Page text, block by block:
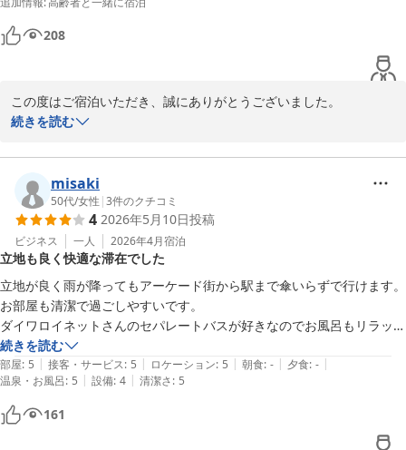
ぜひまた姫路へお越しの際は、当ホテルをご利用くださいませ。
スタッフ一同、心よりお待ちしております。
2026-05-21
208
この度はご宿泊いただき、誠にありがとうございました。
思います。
お部屋や朝食、立地にもご満足いただけ何よりでございます。
またのお越しを心よりお待ちしております。
ダイワロイネットホテル姫路
2026-05-12
続きを読む
misaki
50代/女性 |3件のクチコミ
4 2026年5月10日投稿
ビジネス 一人 2026年4月宿泊
立地も良く快適な滞在でした
立地が良く雨が降ってもアーケード街から駅まで傘いらずで行けます。
お部屋も清潔で過ごしやすいです。
ダイワロイネットさんのセパレートバスが好きなのでお風呂もリラック
スできました。
続きを読む
部屋: 5 | 接客・サービス: 5 | ロケーション: 5 | 朝食: - | 夕食: - |
温泉・お風呂: 5 | 設備: 4 | 清潔さ: 5
161